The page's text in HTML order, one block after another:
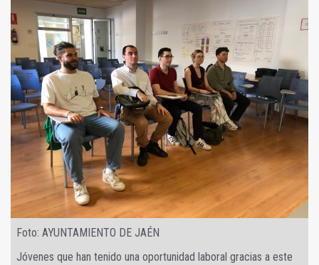
Foto: AYUNTAMIENTO DE JAÉN
Jóvenes que han tenido una oportunidad laboral gracias a este